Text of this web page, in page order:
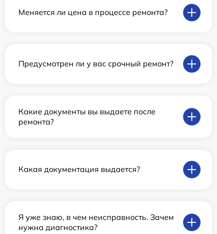
Меняется ли цена в процессе ремонта?
Предусмотрен ли у вас срочный ремонт?
Какие документы вы выдаете после
ремонта?
Какая документация выдается?
Я уже знаю, в чем неисправность. Зачем
нужна диагностика?